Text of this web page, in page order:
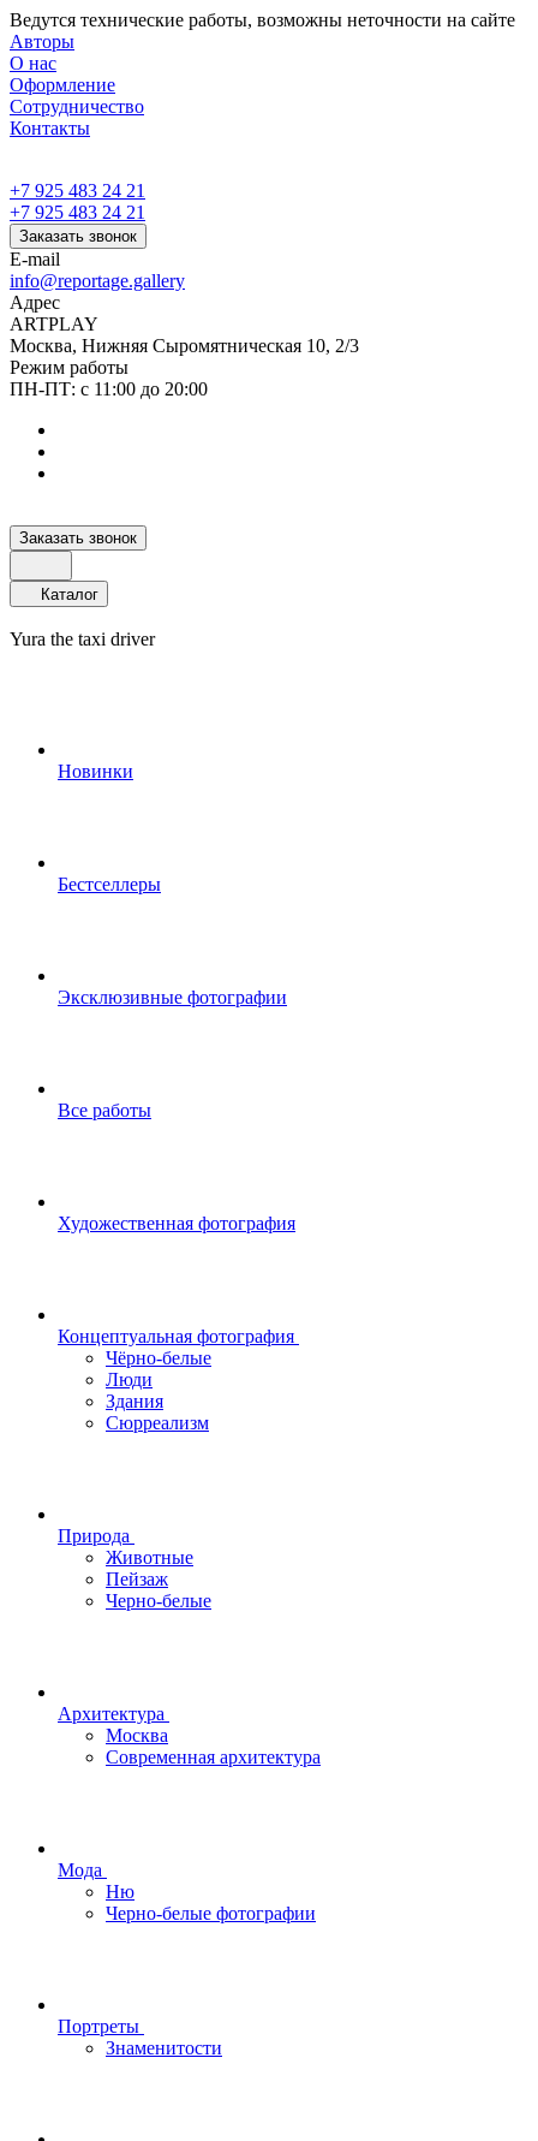
Ведутся технические работы, возможны неточности на сайте
Авторы
О нас
Оформление
Сотрудничество
Контакты
+7 925 483 24 21
+7 925 483 24 21
Заказать звонок
E-mail
info@reportage.gallery
Адрес
ARTPLAY
Москва, Нижняя Сыромятническая 10, 2/3
Режим работы
ПН-ПТ: с 11:00 до 20:00
Заказать звонок
Каталог
Yura the taxi driver
Новинки
Бестселлеры
Эксклюзивные фотографии
Все работы
Художественная фотография
Концептуальная фотография
Чёрно-белые
Люди
Здания
Сюрреализм
Природа
Животные
Пейзаж
Черно-белые
Архитектура
Москва
Современная архитектура
Мода
Ню
Черно-белые фотографии
Портреты
Знаменитости